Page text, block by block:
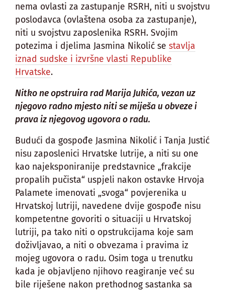
nema ovlasti za zastupanje RSRH, niti u svojstvu
poslodavca (ovlaštena osoba za zastupanje),
niti u svojstvu zaposlenika RSRH. Svojim
potezima i djelima Jasmina Nikolić se stavlja
iznad sudske i izvršne vlasti Republike
Hrvatske.
Nitko ne opstruira rad Marija Jukića, vezan uz
njegovo radno mjesto niti se miješa u obveze i
prava iz njegovog ugovora o radu.
Budući da gospođe Jasmina Nikolić i Tanja Justić
nisu zaposlenici Hrvatske lutrije, a niti su one
kao najeksponiranije predstavnice „frakcije
propalih pučista“ uspjeli nakon ostavke Hrvoja
Palamete imenovati „svoga“ povjerenika u
Hrvatskoj lutriji, navedene dvije gospođe nisu
kompetentne govoriti o situaciji u Hrvatskoj
lutriji, pa tako niti o opstrukcijama koje sam
doživljavao, a niti o obvezama i pravima iz
mojeg ugovora o radu. Osim toga u trenutku
kada je objavljeno njihovo reagiranje već su
bile riješene nakon prethodnog sastanka sa